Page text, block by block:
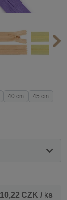
40 cm
45 cm
10,22 CZK / ks